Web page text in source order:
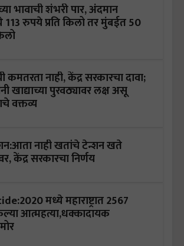
भावाची शंभरी पार, अंदमान
113 रुपये प्रति किलो तर मुंबईत 50
कमतरता नाही, केंद्र सरकारचा दावा;
खाद्याच्या पुरवठ्यावर लक्ष असू
वक्तव्य
नाही खतांचे टेन्शन खते
केंद्र सरकारचा निर्णय
मध्ये महाराष्ट्रात 2567
आत्महत्या,धक्कादायक